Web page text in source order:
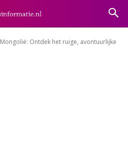
Mongolië: Ontdek het ruige, avontuurlijke